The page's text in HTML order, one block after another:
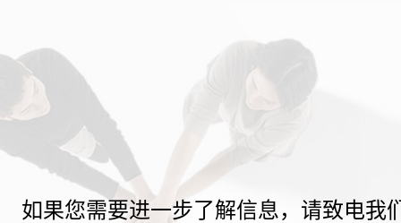
如果您需要进一步了解信息，请致电我